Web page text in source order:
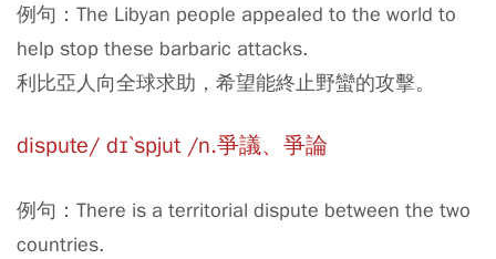
例句：The Libyan people appealed to the world to
help stop these barbaric attacks.
利比亞人向全球求助，希望能終止野蠻的攻擊。
dispute/ dɪˋspjut /n.爭議、爭論
例句：There is a territorial dispute between the two
countries.